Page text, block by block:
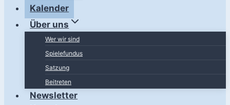
Kalender
Über uns
Wer wir sind
Spielefundus
Satzung
Beitreten
Newsletter